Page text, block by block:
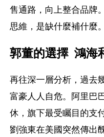
售通路，向上整合品牌
思維，是缺什麼補什麼。
郭董的選擇  鴻海
再往深一層分析，過去
富豪人人自危。阿里巴
休，旗下最受矚目的支
劉強東在美國突然傳出